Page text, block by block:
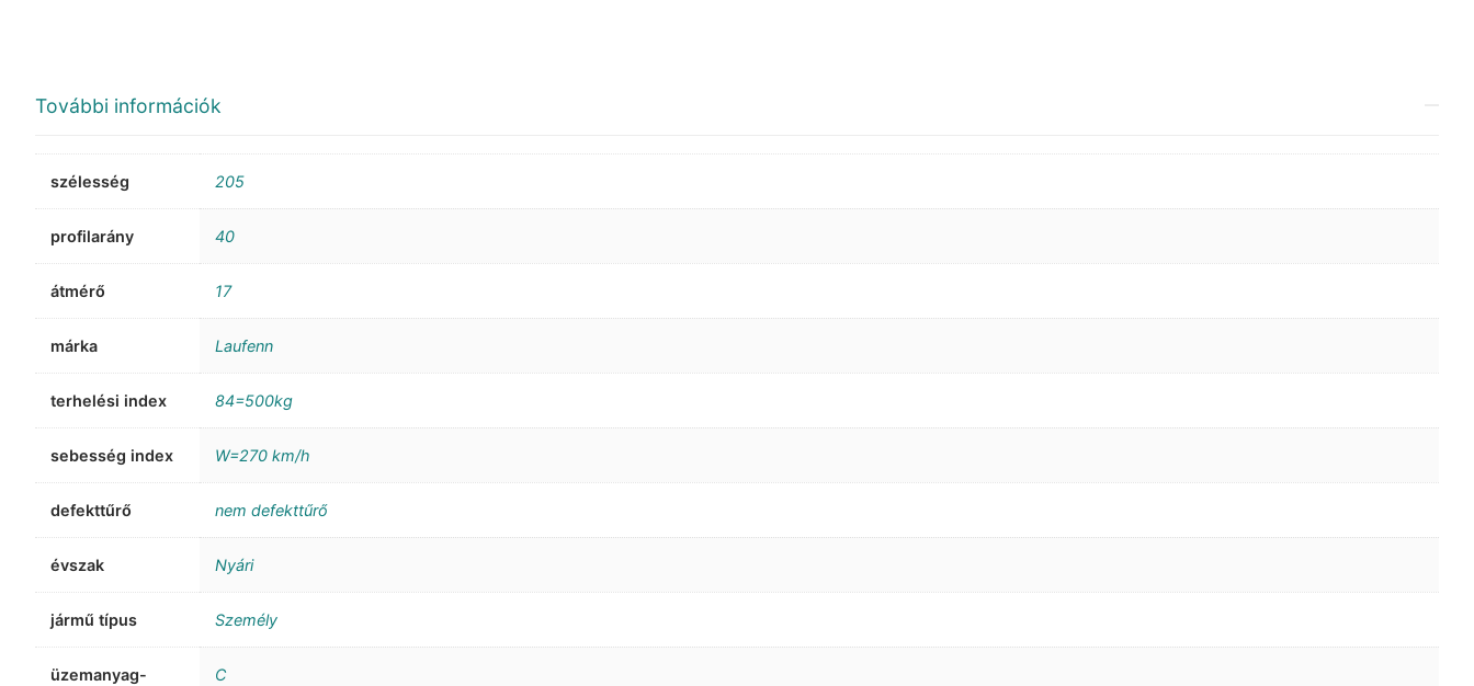
További információk
szélesség 205
profilarány 40
átmérő 17
márka Laufenn
terhelési index 84=500kg
sebesség index W=270 km/h
defekttűrő nem defekttűrő
évszak Nyári
jármű típus Személy
üzemanyag- C